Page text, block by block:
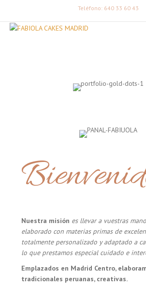
Teléfono: 640 33 60 43
Nuestra misión es llevar a vuestras
elaborado con materias primas de
totalmente personalizado y adaptado a
lo que prestamos especial cuidado e
Emplazados en Madrid Centro,
tradicionales peruanas, creativas.